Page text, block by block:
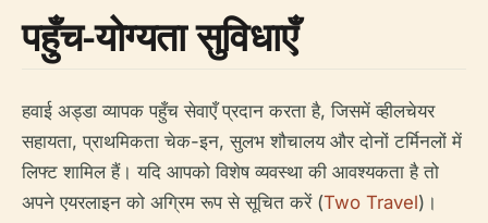
पहुँच-योग्यता सुविधाएँ
हवाई अड्डा व्यापक पहुँच सेवाएँ प्रदान करता है, जिसमें व्हीलचेयर
सहायता, प्राथमिकता चेक-इन, सुलभ शौचालय और दोनों टर्मिनलों में
लिफ्ट शामिल हैं। यदि आपको विशेष व्यवस्था की आवश्यकता है तो
अपने एयरलाइन को अग्रिम रूप से सूचित करें (Two Travel)।